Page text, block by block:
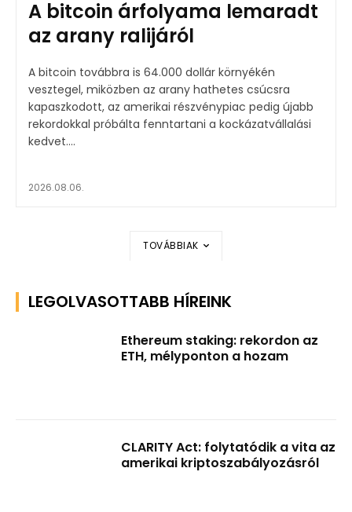
A bitcoin árfolyama lemaradt
az arany ralijáról
A bitcoin továbbra is 64.000 dollár környékén
vesztegel, miközben az arany hathetes csúcsra
kapaszkodott, az amerikai részvénypiac pedig újabb
rekordokkal próbálta fenntartani a kockázatvállalási
kedvet....
2026.08.06.
TOVÁBBIAK
LEGOLVASOTTABB HÍREINK
Ethereum staking: rekordon az
ETH, mélyponton a hozam
CLARITY Act: folytatódik a vita az
amerikai kriptoszabályozásról